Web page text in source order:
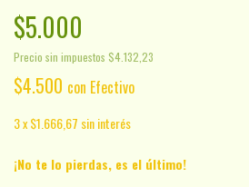
$5.000
Precio sin impuestos $4.132,23
$4.500 con Efectivo
3x$1.666,67 sin interés
¡No te lo pierdas, es el último!